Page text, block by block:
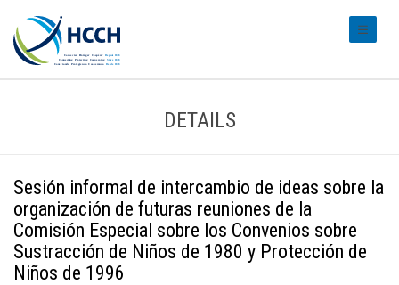
DETAILS
Sesión informal de intercambio de ideas sobre la
organización de futuras reuniones de la
Comisión Especial sobre los Convenios sobre
Sustracción de Niños de 1980 y Protección de
Niños de 1996